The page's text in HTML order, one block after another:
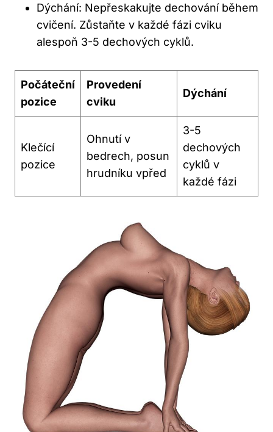
Dýchání: Nepřeskakujte dechování⁣ během
cvičení. Zůstaňte v každé fázi cviku
alespoň 3-5 dechových cyklů.
Počáteční
pozice
Provedení‍
cviku
Dýchání
Klečící
pozice
Ohnutí v
bedrech, posun
hrudníku vpřed
3-5
⁤dechových
cyklů v
každé fázi